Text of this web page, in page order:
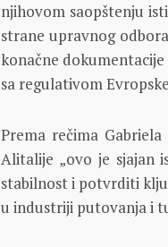
njihovom saopštenju
strane upravnog
konačne
sa regulativom
Prema rečima
Alitalije „ovo je sjajan
stabilnost i potvrditi
u industriji putovanja i